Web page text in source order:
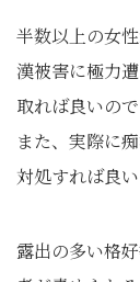
半数以上の女
漢被害に極力
取れば良いの
また、実際に
対処すれば良
露出の多い格